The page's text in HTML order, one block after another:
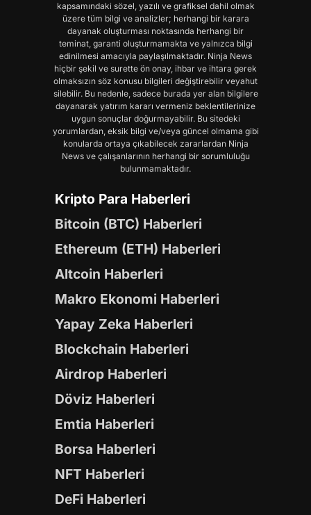
kapsamındaki sözel, yazılı ve grafiksel dahil olmak
üzere tüm bilgi ve analizler; herhangi bir karara
dayanak oluşturması noktasında herhangi bir
teminat, garanti oluşturmamakta ve yalnızca bilgi
edinilmesi amacıyla paylaşılmaktadır. Ninja News
hiçbir şekil ve surette ön onay, ihbar ve ihtara gerek
olmaksızın söz konusu bilgileri değiştirebilir veyahut
silebilir. Bu nedenle, sadece burada yer alan bilgilere
dayanarak yatırım kararı vermeniz beklentilerinize
uygun sonuçlar doğurmayabilir. Bu sitedeki
yorumlardan, eksik bilgi ve/veya güncel olmama gibi
konularda ortaya çıkabilecek zararlardan Ninja
News ve çalışanlarının herhangi bir sorumluluğu
bulunmamaktadır.
Kripto Para Haberleri
Bitcoin (BTC) Haberleri
Ethereum (ETH) Haberleri
Altcoin Haberleri
Makro Ekonomi Haberleri
Yapay Zeka Haberleri
Blockchain Haberleri
Airdrop Haberleri
Döviz Haberleri
Emtia Haberleri
Borsa Haberleri
NFT Haberleri
DeFi Haberleri